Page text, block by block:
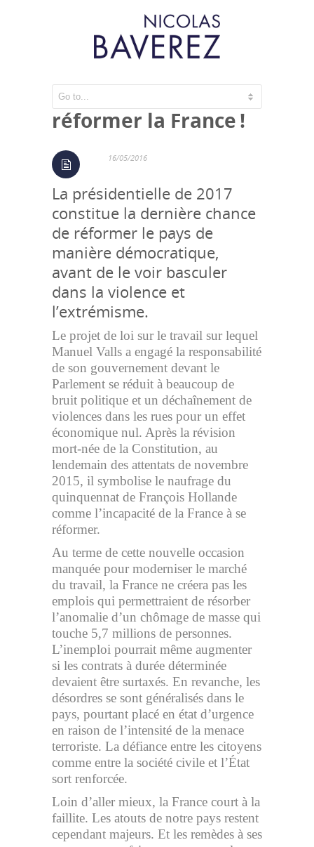
Oui, on peut
réformer la France !
16/05/2016
La présidentielle de 2017
constitue la dernière chance
de réformer le pays de
manière démocratique,
avant de le voir basculer
dans la violence et
l’extrémisme.
Le projet de loi sur le travail sur lequel
Manuel Valls a engagé la responsabilité
de son gouvernement devant le
Parlement se réduit à beaucoup de
bruit politique et un déchaînement de
violences dans les rues pour un effet
économique nul. Après la révision
mort-née de la Constitution, au
lendemain des attentats de novembre
2015, il symbolise le naufrage du
quinquennat de François Hollande
comme l’incapacité de la France à se
réformer.
Au terme de cette nouvelle occasion
manquée pour moderniser le marché
du travail, la France ne créera pas les
emplois qui permettraient de résorber
l’anomalie d’un chômage de masse qui
touche 5,7 millions de personnes.
L’inemploi pourrait même augmenter
si les contrats à durée déterminée
devaient être surtaxés. En revanche, les
désordres se sont généralisés dans le
pays, pourtant placé en état d’urgence
en raison de l’intensité de la menace
terroriste. La défiance entre les citoyens
comme entre la société civile et l’État
sort renforcée.
Loin d’aller mieux, la France court à la
faillite. Les atouts de notre pays restent
cependant majeurs. Et les remèdes à ses